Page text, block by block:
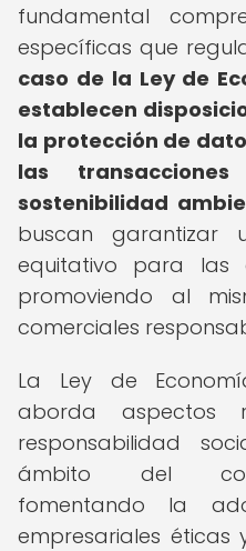
fundamental
específicas que
caso de la Ley de
establecen
la protección de
las
sostenibilidad
buscan garantizar
equitativo para las
promoviendo al
comerciales
La Ley de
aborda aspectos
responsabilidad
ámbito del
fomentando la
empresariales éticas